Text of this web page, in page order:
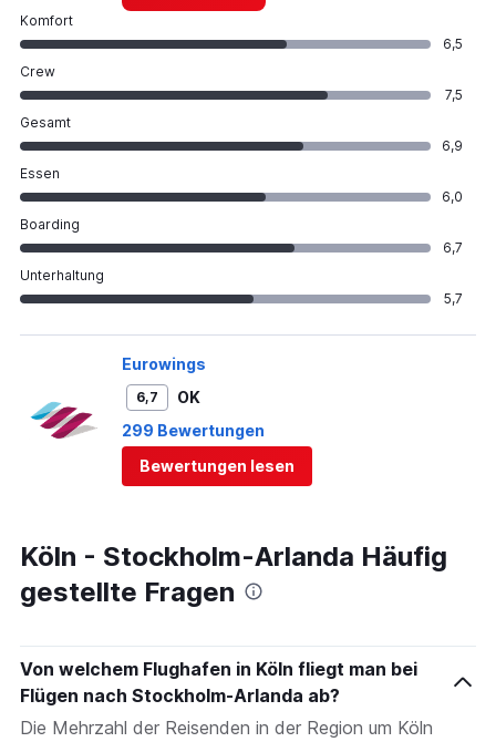
Komfort
6,5
Crew
7,5
Gesamt
6,9
Essen
6,0
Boarding
6,7
Unterhaltung
5,7
Eurowings
6,7
OK
299 Bewertungen
Bewertungen lesen
Köln - Stockholm-Arlanda Häufig
gestellte Fragen
Von welchem Flughafen in Köln fliegt man bei
Flügen nach Stockholm-Arlanda ab?
Die Mehrzahl der Reisenden in der Region um Köln